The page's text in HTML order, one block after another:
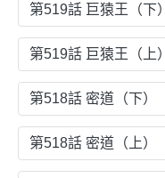
第519話 巨猿王（下）
第519話 巨猿王（上）
第518話 密道（下）
第518話 密道（上）